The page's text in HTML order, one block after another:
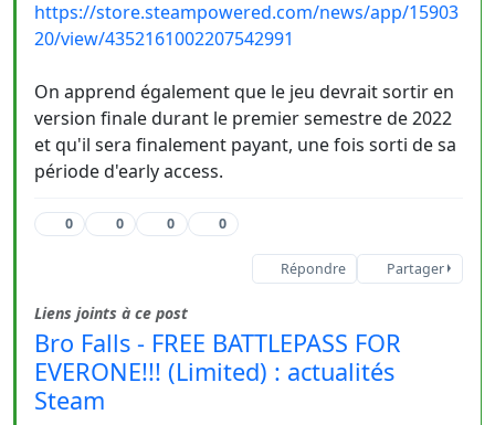
https://store.steampowered.com/news/app/15903
20/view/4352161002207542991
On apprend également que le jeu devrait sortir en
version finale durant le premier semestre de 2022
et qu'il sera finalement payant, une fois sorti de sa
période d'early access.
0 0 0 0
Répondre Partager
Liens joints à ce post
Bro Falls - FREE BATTLEPASS FOR
EVERONE!!! (Limited) : actualités
Steam